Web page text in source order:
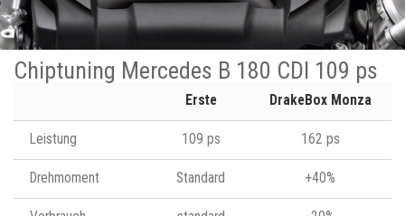
Chiptuning Mercedes B 180 CDI 109 ps
Erste DrakeBox Monza
Leistung 109 ps 162 ps
Drehmoment Standard +40%